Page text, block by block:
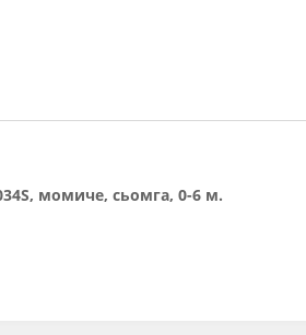
момиче, сьомга, 0-6 м.